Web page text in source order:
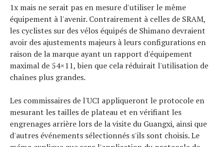
1x mais ne serait pas en mesure d'utiliser le même
équipement à l'avenir. Contrairement à celles de SRAM,
les cyclistes sur des vélos équipés de Shimano devraient
avoir des ajustements majeurs à leurs configurations en
raison de la marque ayant un rapport d'équipement
maximal de 54×11, bien que cela réduirait l'utilisation de
chaînes plus grandes.
Les commissaires de l'UCI appliqueront le protocole en
mesurant les tailles de plateau et en vérifiant les
engrenages arrière lors de la visite du Guangxi, ainsi que
d'autres événements sélectionnés s'ils sont choisis. Le